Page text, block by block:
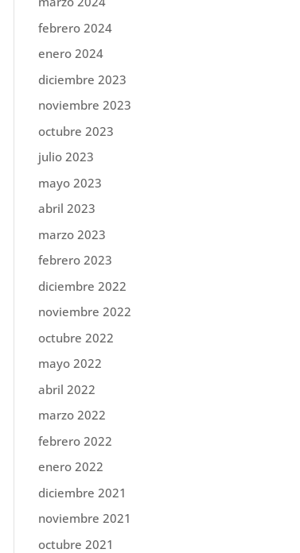
febrero 2024
enero 2024
diciembre 2023
noviembre 2023
octubre 2023
julio 2023
mayo 2023
abril 2023
marzo 2023
febrero 2023
diciembre 2022
noviembre 2022
octubre 2022
mayo 2022
abril 2022
marzo 2022
febrero 2022
enero 2022
diciembre 2021
noviembre 2021
octubre 2021